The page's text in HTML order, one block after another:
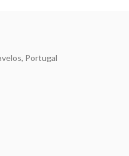
Portugal